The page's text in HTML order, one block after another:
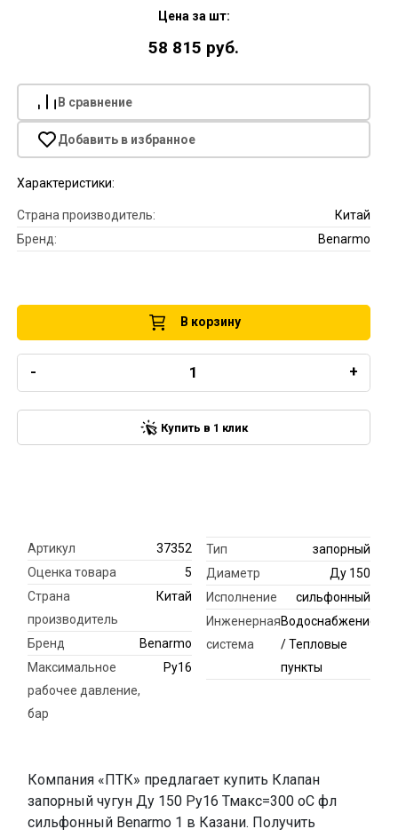
Цена за шт:
58 815 руб.
В сравнение
Добавить в избранное
Характеристики:
Страна производитель:
Китай
Бренд:
Benarmo
В корзину
- +
Купить в 1 клик
Артикул
37352
Оценка товара
5
Страна
производитель
Китай
Бренд
Benarmo
Максимальное
рабочее давление,
бар
Ру16
Тип
запорный
Диаметр
Ду 150
Исполнение
сильфонный
Инженерная
система
Водоснабжение
/ Тепловые
пункты
Компания «ПТК» предлагает купить Клапан
запорный чугун Ду 150 Ру16 Тмакс=300 оС фл
сильфонный Benarmo 1 в Казани. Получить